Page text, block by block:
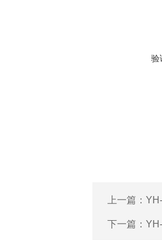
验
上一篇：
下一篇：